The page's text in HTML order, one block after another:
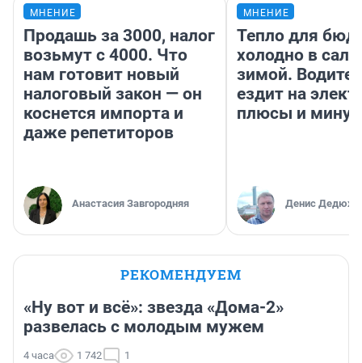
МНЕНИЕ
Продашь за 3000, налог
возьмут с 4000. Что
нам готовит новый
налоговый закон — он
коснется импорта и
даже репетиторов
Анастасия Завгородняя
МНЕНИЕ
Тепло для
холодно в
зимой.
ездит на
плюсы и
Денис
РЕКОМЕНДУЕМ
«Ну вот и всё»: звезда «Дома-2»
развелась с молодым мужем
4 часа 1 742 1